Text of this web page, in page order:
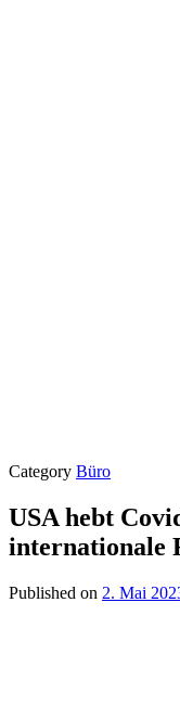
Category Büro
USA hebt
internationale
Published on 2. Mai